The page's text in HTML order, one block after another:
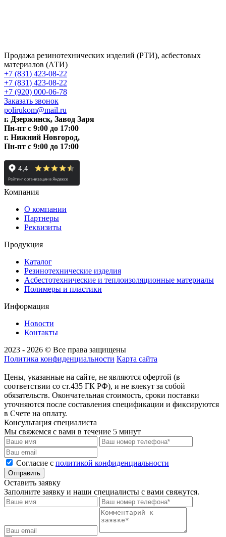
Продажа резинотехнических изделий (РТИ), асбестовых
материалов (АТИ)
+7 (831) 423-08-22
+7 (831) 423-08-22
+7 (920) 000-06-78
Заказать звонок
polirukom@mail.ru
г. Дзержинск, Завод Заря
Пн-пт c 9:00 до 17:00
г. Нижний Новгород,
Пн-пт c 9:00 до 17:00
Компания
О компании
Партнеры
Реквизиты
Продукция
Каталог
Резинотехнические изделия
Асбестотехнические и теплоизоляционные материалы
Полимеры и пластики
Информация
Новости
Контакты
2023 - 2026 © Все права защищены
Политика конфиденциальности Карта сайта
Цены, указанные на сайте, не являются офертой (в
соответствии со ст.435 ГК РФ), и не влекут за собой
обязательств. Окончательная стоимость, сроки поставки
уточняются после составления спецификации и фиксируются
в Счете на оплату.
Консультация специалиста
Мы свяжемся с вами в течение 5 минут
Cогласие с политикой конфиденциальности
Отправить
Оставить заявку
Заполните заявку и наши специалисты с вами свяжутся.